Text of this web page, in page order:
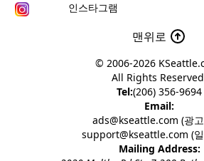
인스타그램
맨위로
© 2006-2026
All Rights
Tel:(206) 356-9694
Email:
ads@kseattle.com (광
support@kseattle.com (
Mailing Address: